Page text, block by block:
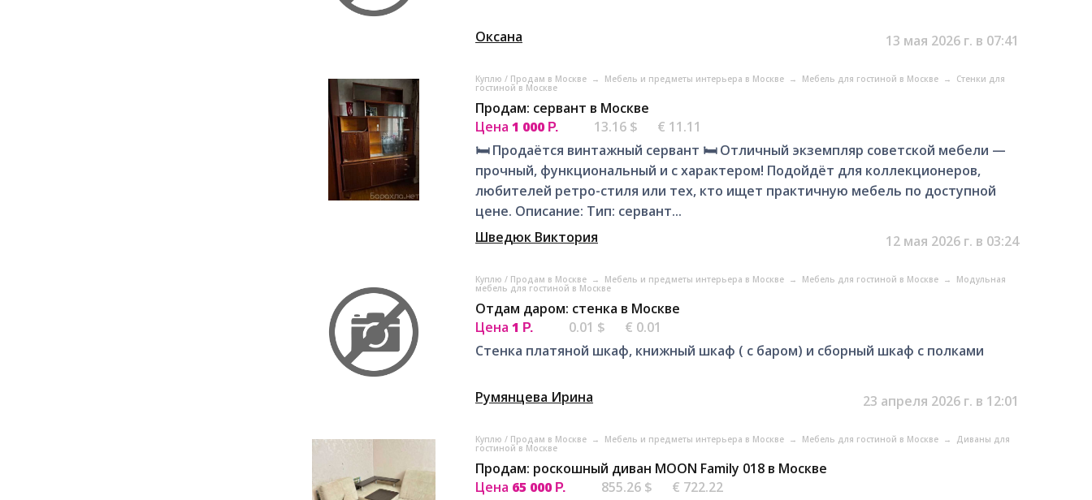
Оксана 13 мая 2026 г. в 07:41
Куплю / Продам в Москве → Мебель и предметы интерьера в Москве → Мебель для гостиной в Москве → Стенки для
гостиной в Москве
Продам: сервант в Москве
Цена 1 000 Р. 13.16 $
€ 11.11
🛏️ Продаётся винтажный сервант 🛏️ Отличный экземпляр советской мебели —
прочный, функциональный и с характером! Подойдёт для коллекционеров,
любителей ретро-стиля или тех, кто ищет практичную мебель по доступной
цене. Описание: Тип: сервант...
Шведюк Виктория
12 мая 2026 г. в 03:24
Куплю / Продам в Москве → Мебель и предметы интерьера в Москве → Мебель для гостиной в Москве → Модульная
мебель для гостиной в Москве
Отдам даром: стенка в Москве
Цена 1 Р. 0.01 $
€ 0.01
Стенка платяной шкаф, книжный шкаф ( с баром) и сборный шкаф с полками
Румянцева Ирина 23 апреля 2026 г. в 12:01
Куплю / Продам в Москве → Мебель и предметы интерьера в Москве → Мебель для гостиной в Москве → Диваны для
гостиной в Москве
Продам: роскошный диван MOON Family 018 в Москве
Цена 65 000 Р. 855.26 $
€ 722.22